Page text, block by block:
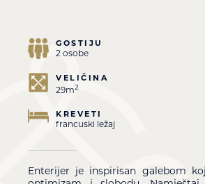
GOSTIJU
2 osobe
VELIČINA
29m2
KREVETI
francuski ležaj
Enterijer je inspirisan galebom